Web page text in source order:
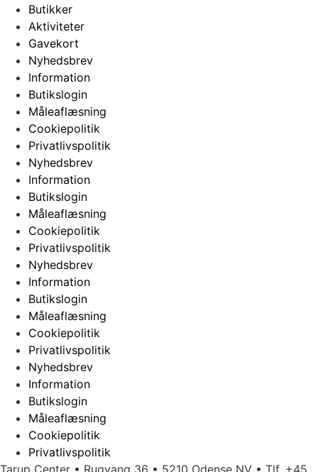
Butikker
Aktiviteter
Gavekort
Nyhedsbrev
Information
Butikslogin
Måleaflæsning
Cookiepolitik
Privatlivspolitik
Nyhedsbrev
Information
Butikslogin
Måleaflæsning
Cookiepolitik
Privatlivspolitik
Nyhedsbrev
Information
Butikslogin
Måleaflæsning
Cookiepolitik
Privatlivspolitik
Nyhedsbrev
Information
Butikslogin
Måleaflæsning
Cookiepolitik
Privatlivspolitik
Tarup Center • Rugvang 36 • 5210 Odense NV • Tlf. +45